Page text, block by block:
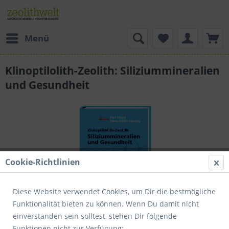
Menü
Klinoptilolith-Zeolith: Siliziummineralien
und Gesundheit
Cookie-Richtlinien
Diese Website verwendet Cookies, um Dir die bestmögliche
Funktionalität bieten zu können. Wenn Du damit nicht
einverstanden sein solltest, stehen Dir folgende